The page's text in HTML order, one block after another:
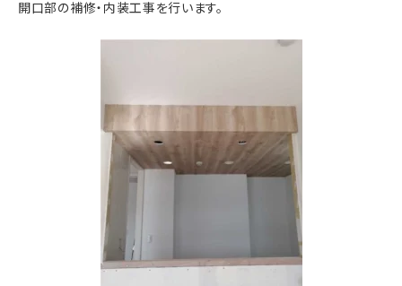
開口部の補修・内装工事を行います。